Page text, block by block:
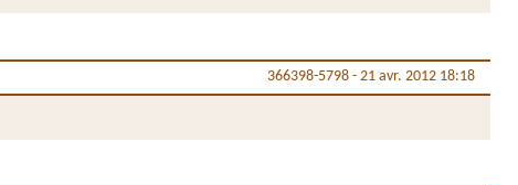
366398-5798 - 21 avr. 2012 18:18